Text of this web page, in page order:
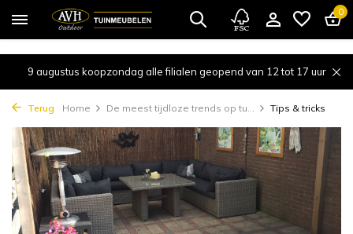
{!!% include 'snippets/cta.rain' %!!} 0
9 augustus koopzondag alle filialen geopend van 12 tot 17 uur
Terug Home De meest tijdloze trends op tu... Tips & tricks